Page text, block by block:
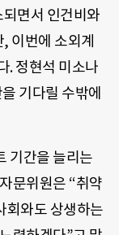
면서 인건비와
, 이번에 소외계
.정현석 미소나
기다릴 수밖에
기간을 늘리는
문위원은 “취약
회와도 상생하는